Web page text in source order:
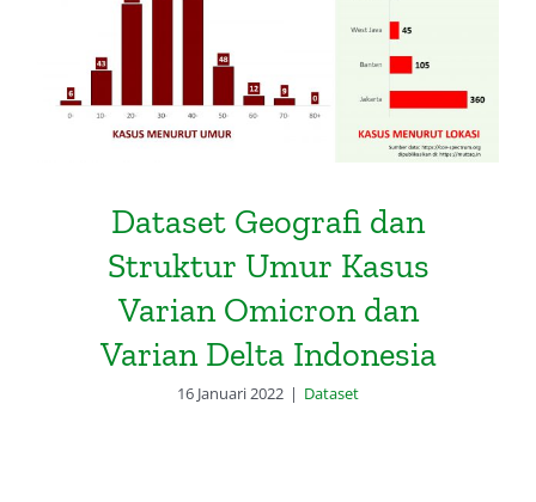
Dataset Geografi dan Struktur
Umur Kasus Varian Omicron dan
Varian Delta Indonesia
Dataset Geografi dan
Struktur Umur Kasus
Varian Omicron dan
Varian Delta Indonesia
16 Januari 2022 | Dataset